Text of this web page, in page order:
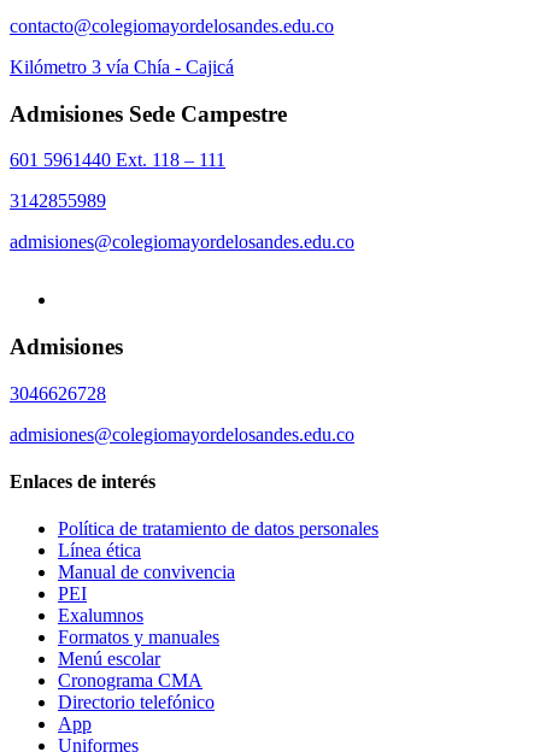
contacto@colegiomayordelosandes.edu.co
Kilómetro 3 vía Chía - Cajicá
Admisiones Sede Campestre
601 5961440 Ext. 118 – 111
3142855989
admisiones@colegiomayordelosandes.edu.co
Admisiones
3046626728
admisiones@colegiomayordelosandes.edu.co
Enlaces de interés
Política de tratamiento de datos personales
Línea ética
Manual de convivencia
PEI
Exalumnos
Formatos y manuales
Menú escolar
Cronograma CMA
Directorio telefónico
App
Uniformes